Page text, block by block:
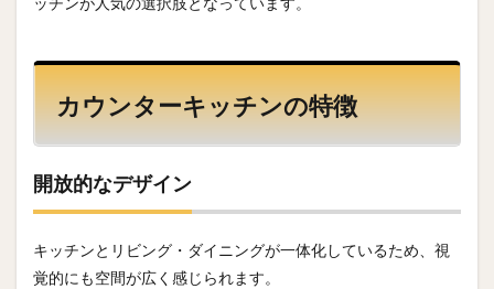
カウンターキッチンの特徴
開放的なデザイン
キッチンとリビング・ダイニングが一体化しているため、視
覚的にも空間が広く感じられます。